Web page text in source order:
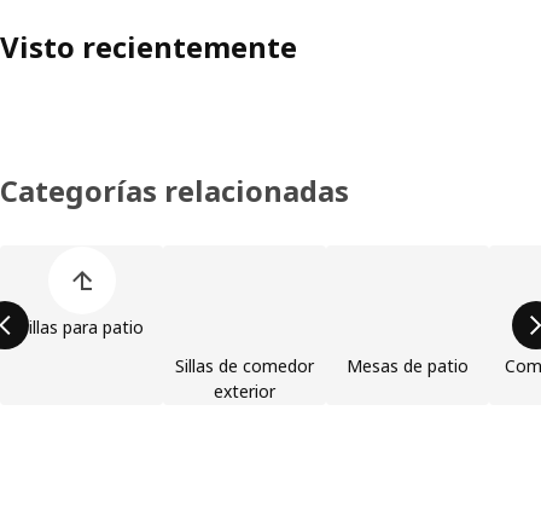
Visto recientemente
Categorías relacionadas
Sillas para patio
Sillas de comedor
exterior
Mesas de patio